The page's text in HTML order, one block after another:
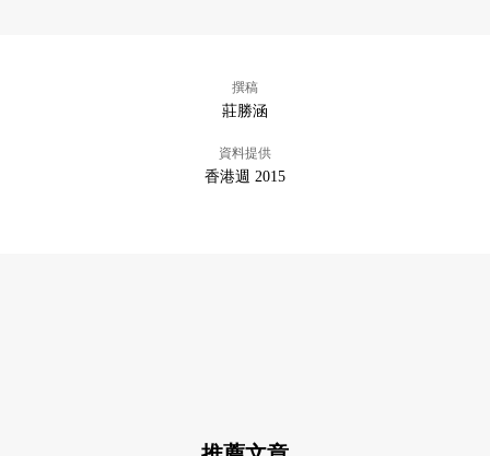
撰稿
莊勝涵
資料提供
香港週 2015